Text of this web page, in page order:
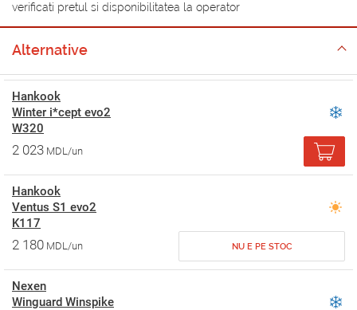
verificati pretul si disponibilitatea la operator
Alternative
Hankook
Winter i*cept evo2
W320
2 023 MDL/un
Hankook
Ventus S1 evo2
K117
2 180 MDL/un NU E PE STOC
Nexen
Winguard Winspike